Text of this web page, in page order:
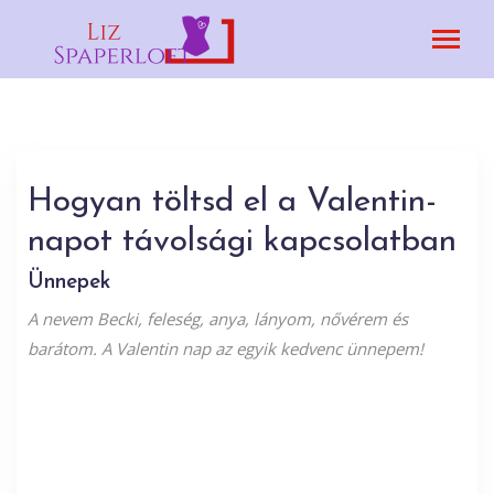
Hogyan töltsd el a Valentin-
napot távolsági kapcsolatban
Ünnepek
A nevem Becki, feleség, anya, lányom, nővérem és
barátom. A Valentin nap az egyik kedvenc ünnepem!